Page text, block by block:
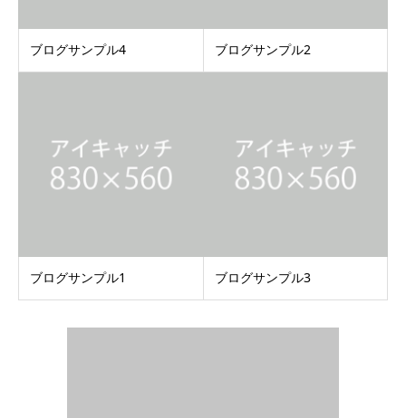
ブログサンプル4 ブログサンプル2
ブログサンプル1 ブログサンプル3